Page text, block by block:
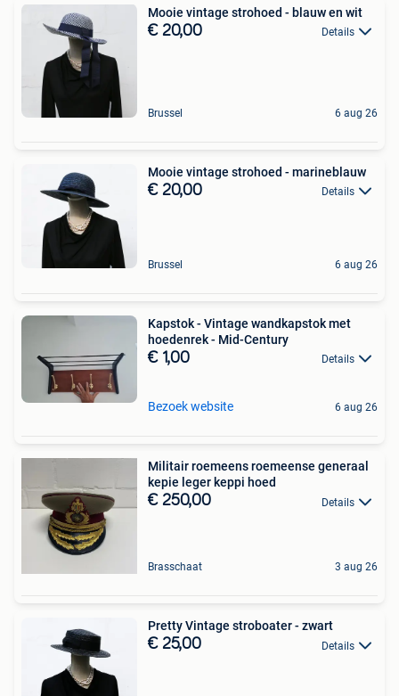
Mooie vintage strohoed - blauw en wit
€ 20,00 Details
Brussel 6 aug 26
Mooie vintage strohoed - marineblauw
€ 20,00 Details
Brussel 6 aug 26
Kapstok - Vintage wandkapstok met
hoedenrek - Mid-Century
€ 1,00 Details
Bezoek website 6 aug 26
Militair roemeens roemeense generaal
kepie leger keppi hoed
€ 250,00 Details
Brasschaat 3 aug 26
Pretty Vintage stroboater - zwart
€ 25,00 Details